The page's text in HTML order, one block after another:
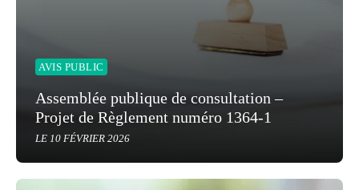
AVIS PUBLIC
Assemblée publique de consultation –
Projet de Règlement numéro 1364-1
LE 10 FÉVRIER 2026